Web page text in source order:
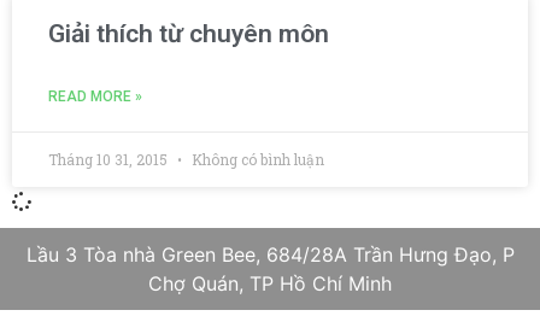
Giải thích từ chuyên môn
READ MORE »
Tháng 10 31, 2015 Không có bình luận
Lầu 3 Tòa nhà Green Bee, 684/28A Trần Hưng Đạo, P
Chợ Quán, TP Hồ Chí Minh